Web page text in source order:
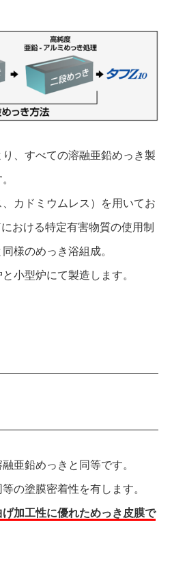
、すべての溶融亜鉛めっき製
カドミウムレス）を用いてお
おける特定有害物質の使用制
様のめっき浴組成。
小型炉にて製造します。
亜鉛めっきと同等です。
の塗膜密着性を有します。
加工性に優れためっき皮膜で